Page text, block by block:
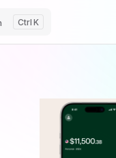
K
Inicio